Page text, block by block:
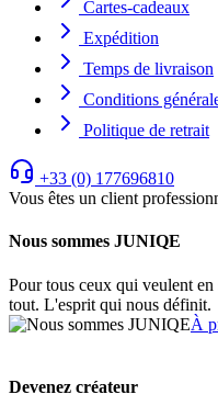
Cartes-cadeaux
Expédition
Temps de livraison
Conditions
Politique de retrait
+33 (0) 177696810
Vous êtes un client
Nous sommes JUNIQE
Pour tous ceux qui veulent
tout. L'esprit qui nous définit.
À
Devenez créateur